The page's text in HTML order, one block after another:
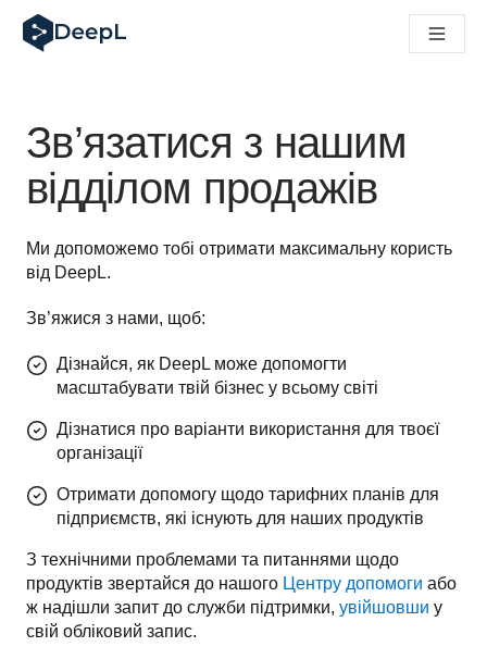
DeepL для ШІ-агентів
Translation Flow в DeepL: Нові робочі процеси на основі
Розшифровка довіри до мовного ШІ в підприємстві. У
Як ми розробляємо систему оцінювання якості
Від якісного перекладу до голосової платформи
Зв’язатися з нашим
відділом продажів
Ми допоможемо тобі отримати максимальну користь
від DeepL.
Зв’яжися з нами, щоб:
Дізнайся, як DeepL може допомогти
масштабувати твій бізнес у всьому світі
Дізнатися про варіанти використання для твоєї
організації
Отримати допомогу щодо тарифних планів для
підприємств, які існують для наших продуктів
З технічними проблемами та питаннями щодо
продуктів звертайся до нашого Центру допомоги або
ж надішли запит до служби підтримки, увійшовши у
свій обліковий запис.